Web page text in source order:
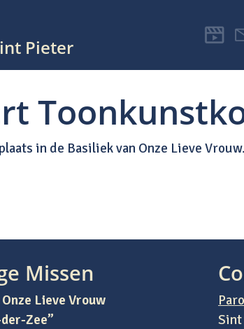
Pieter
in de Basiliek van Onze Lieve Vrouw.
Missen
Lieve Vrouw
Zee”